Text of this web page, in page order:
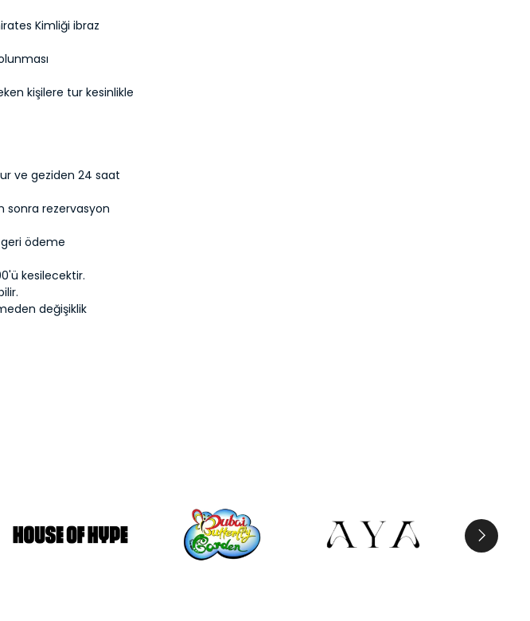
Kimliği ibraz
kişilere tur kesinlikle
ve geziden 24 saat
sonra rezervasyon
ödeme
kesilecektir.
değişiklik